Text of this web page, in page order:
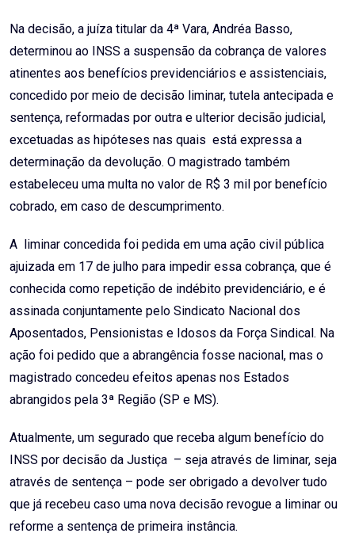
Na decisão, a juíza titular da 4ª Vara, Andréa Basso,
determinou ao INSS a suspensão da cobrança de valores
atinentes aos benefícios previdenciários e assistenciais,
concedido por meio de decisão liminar, tutela antecipada e
sentença, reformadas por outra e ulterior decisão judicial,
excetuadas as hipóteses nas quais está expressa a
determinação da devolução. O magistrado também
estabeleceu uma multa no valor de R$ 3 mil por benefício
cobrado, em caso de descumprimento.
A liminar concedida foi pedida em uma ação civil pública
ajuizada em 17 de julho para impedir essa cobrança, que é
conhecida como repetição de indébito previdenciário, e é
assinada conjuntamente pelo Sindicato Nacional dos
Aposentados, Pensionistas e Idosos da Força Sindical. Na
ação foi pedido que a abrangência fosse nacional, mas o
magistrado concedeu efeitos apenas nos Estados
abrangidos pela 3ª Região (SP e MS).
Atualmente, um segurado que receba algum benefício do
INSS por decisão da Justiça – seja através de liminar, seja
através de sentença – pode ser obrigado a devolver tudo
que já recebeu caso uma nova decisão revogue a liminar ou
reforme a sentença de primeira instância.